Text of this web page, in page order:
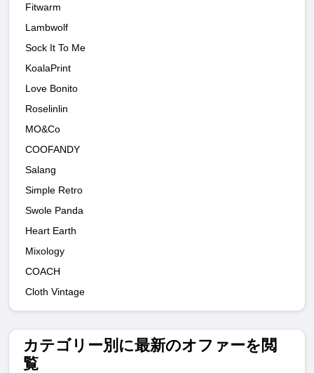
Fitwarm
Lambwolf
Sock It To Me
KoalaPrint
Love Bonito
Roselinlin
MO&Co
COOFANDY
Salang
Simple Retro
Swole Panda
Heart Earth
Mixology
COACH
Cloth Vintage
カテゴリー別に最新のオファーを閲
覧